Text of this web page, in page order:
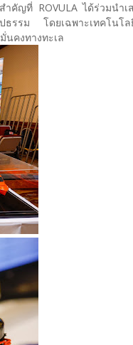
ำคัญที่ ROVULA ได้ร่วมนำ
ปธรรม โดยเฉพาะเทคโน
นคงทางทะเล